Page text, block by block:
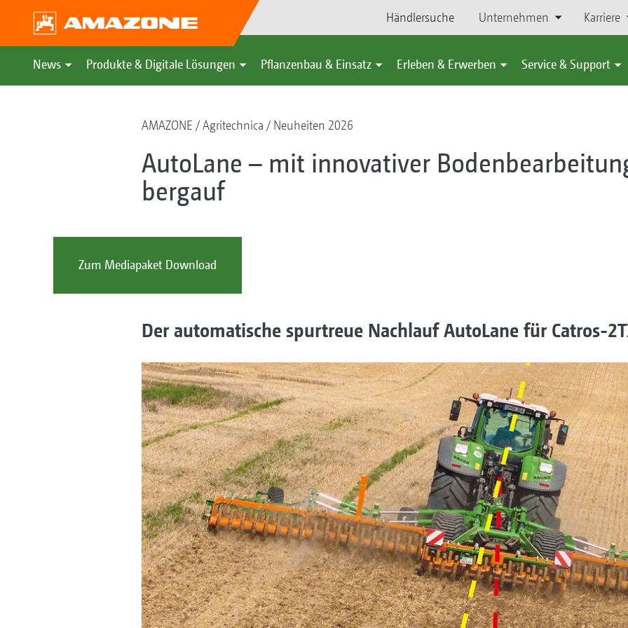
Händlersuche Unternehmen Karriere
News Produkte & Digitale Lösungen Pflanzenbau & Einsatz Erleben & Erwerben Service & Support
AMAZONE Agritechnica Neuheiten 2026
AutoLane – mit innovativer
bergauf
Zum Mediapaket Download
Der automatische spurtreue Nachlauf AutoLane für Catros-